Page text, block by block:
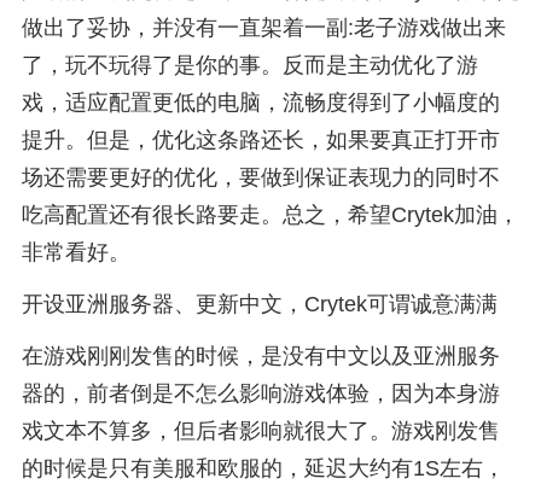
做出了妥协，并没有一直架着一副:老子游戏做出来
了，玩不玩得了是你的事。反而是主动优化了游
戏，适应配置更低的电脑，流畅度得到了小幅度的
提升。但是，优化这条路还长，如果要真正打开市
场还需要更好的优化，要做到保证表现力的同时不
吃高配置还有很长路要走。总之，希望Crytek加油，
非常看好。
开设亚洲服务器、更新中文，Crytek可谓诚意满满
在游戏刚刚发售的时候，是没有中文以及亚洲服务
器的，前者倒是不怎么影响游戏体验，因为本身游
戏文本不算多，但后者影响就很大了。游戏刚发售
的时候是只有美服和欧服的，延迟大约有1S左右，